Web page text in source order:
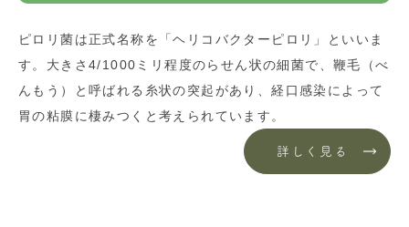
ピロリ菌は正式名称を「ヘリコバクターピロリ」といいま
す。大きさ4/1000ミリ程度のらせん状の細菌で、鞭毛（べ
んもう）と呼ばれる糸状の突起があり、経口感染によって
胃の粘膜に棲みつくと考えられています。
詳しく見る